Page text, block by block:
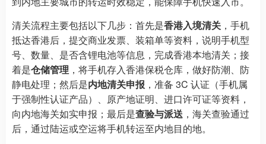
清关流程主要包括以下几步：首先是香港入境清关 ，手机
抵达香港后，提交商业发票、装箱单等资料，说明手机型
号、数量、是否含锂电池等信息，完成香港本地清关；接
着是仓储管理 ，将手机存入香港保税仓库，做好防潮、防
静电处理；然后是内地清关申报 ，准备 3C 认证（手机属
于强制性认证产品）、原产地证明、进口许可证等资料，
向内地海关如实申报；最后是查验与派送 ，海关查验通过
后，通过陆运或空运将手机转运至内地目的地。